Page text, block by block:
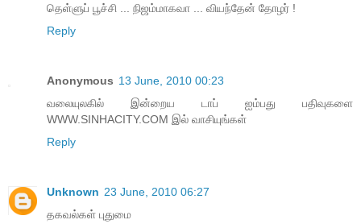
தெள்ளுப் பூச்சி ... நிஜம்மாகவா ... வியந்தேன் தோழர் !
Reply
Anonymous 13 June, 2010 00:23
வலையுலகில் இன்றைய டாப் ஐம்பது பதிவுகளை
WWW.SINHACITY.COM இல் வாசியுங்கள்
Reply
Unknown 23 June, 2010 06:27
த‌க‌வ‌ல்க‌ள் புதுமை